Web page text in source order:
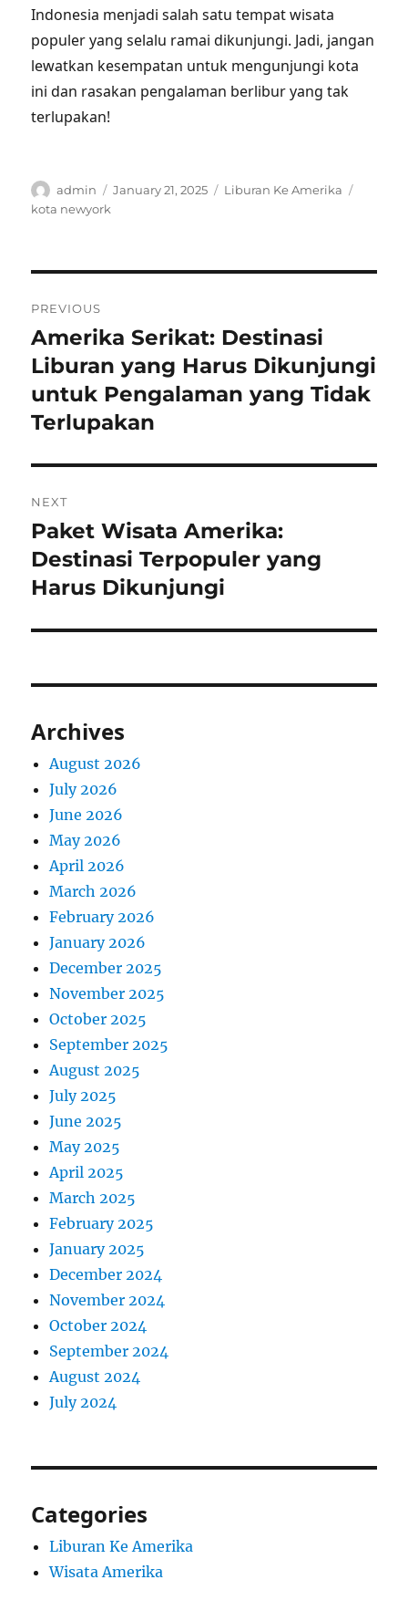
Indonesia menjadi salah satu tempat wisata
populer yang selalu ramai dikunjungi. Jadi, jangan
lewatkan kesempatan untuk mengunjungi kota
ini dan rasakan pengalaman berlibur yang tak
terlupakan!
Author
admin
Posted
January 21, 2025 Categories
Liburan Ke Amerika
kota newyork
navigation
PREVIOUS
Previous
post:
Amerika Serikat: Destinasi
Liburan yang Harus Dikunjungi
untuk Pengalaman yang Tidak
Terlupakan
NEXT
Next
post:
Paket Wisata Amerika:
Destinasi Terpopuler yang
Harus Dikunjungi
Archives
August 2026
July 2026
June 2026
May 2026
April 2026
March 2026
February 2026
January 2026
December 2025
November 2025
October 2025
September 2025
August 2025
July 2025
June 2025
May 2025
April 2025
March 2025
February 2025
January 2025
December 2024
November 2024
October 2024
September 2024
August 2024
July 2024
Categories
Liburan Ke Amerika
Wisata Amerika